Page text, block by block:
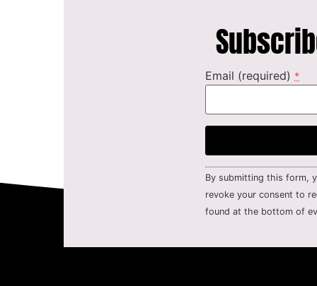
Email (required) *
Constant
Contact
Use.
Please
leave
By submitting this form,
revoke your consent to
found at the bottom of